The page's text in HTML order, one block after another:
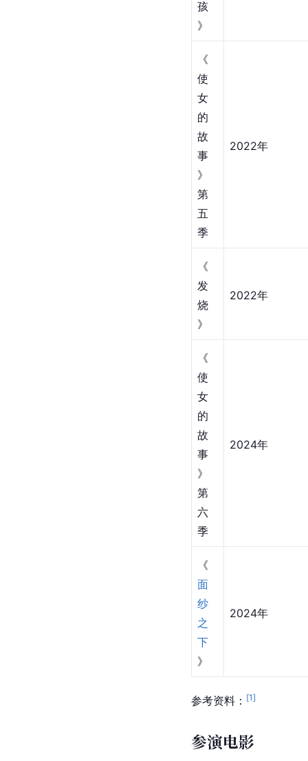
孩
》
《
使
女
的
故
事
》
第
五
季
2022年
《
发
烧
》
2022年
《
使
女
的
故
事
》
第
六
季
2024年
《
面
纱
之
下
》
2024年
参考资料： [1]
参演电影